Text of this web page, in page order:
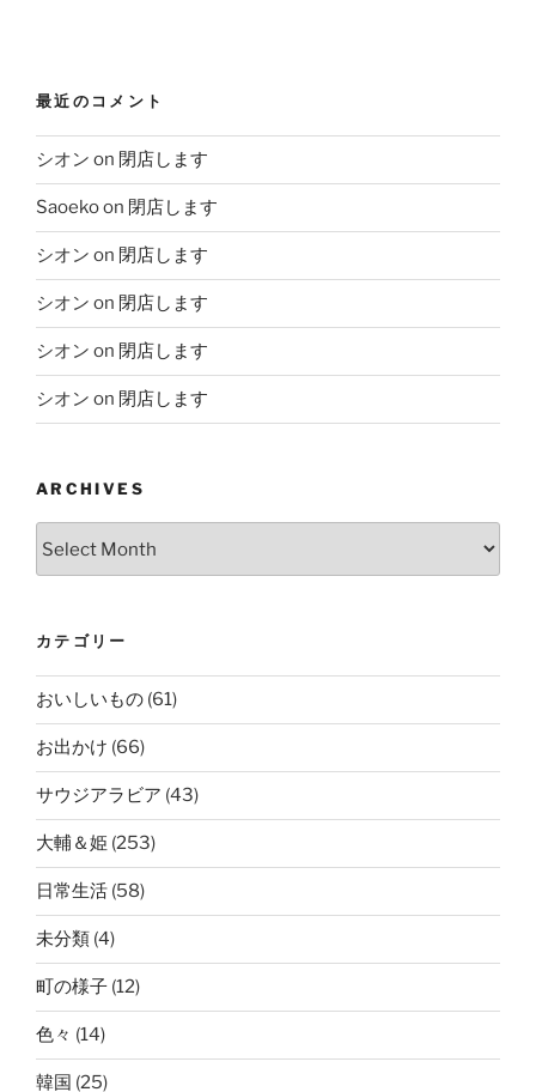
最近のコメント
シオン on 閉店します
Saoekoon 閉店します
シオン on 閉店します
シオン on 閉店します
シオン on 閉店します
シオン on 閉店します
ARCHIVES
カテゴリー
おいしいもの (61)
お出かけ (66)
サウジアラビア (43)
大輔＆姫 (253)
日常生活 (58)
未分類 (4)
町の様子 (12)
色々 (14)
韓国 (25)